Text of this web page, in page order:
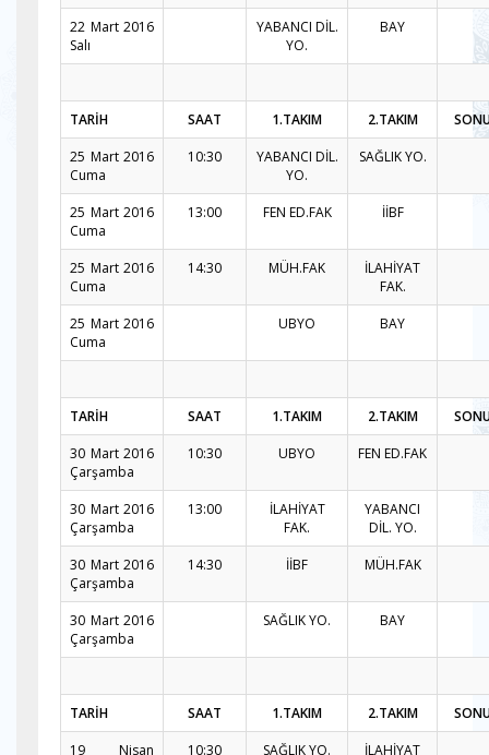
22 Mart 2016
Salı
YABANCI DİL.
YO.
BAY
TARİH SAAT 1.TAKIM 2.TAKIM
25 Mart 2016
Cuma
10:30
YABANCI DİL.
YO.
SAĞLIK YO.
25 Mart 2016
Cuma
13:00 FEN ED.FAK İİBF
25 Mart 2016
Cuma
14:30 MÜH.FAK
İLAHİYAT
FAK.
25 Mart 2016
Cuma
UBYO BAY
TARİH SAAT 1.TAKIM 2.TAKIM
30 Mart 2016
Çarşamba
10:30 UBYO FEN ED.FAK
30 Mart 2016
Çarşamba
13:00
İLAHİYAT
FAK.
YABANCI
DİL. YO.
30 Mart 2016
Çarşamba
14:30 İİBF MÜH.FAK
30 Mart 2016
Çarşamba
SAĞLIK YO. BAY
TARİH SAAT 1.TAKIM 2.TAKIM
19 Nisan
10:30 SAĞLIK YO.
İLAHİYAT